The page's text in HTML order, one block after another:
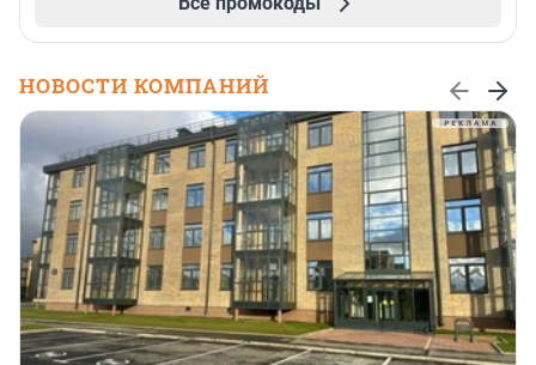
НОВОСТИ КОМПАНИЙ